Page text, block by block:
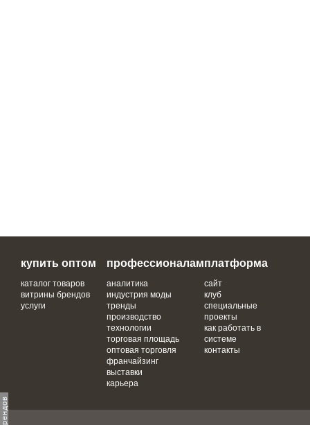
купить оптом
каталог товаров
витрины брендов
услуги
профессионалам
аналитика
индустрия моды
тренды
производство
технологии
торговая площадь
оптовая торговля
франчайзинг
выставки
карьера
платформа
сайт
клуб
специальные
проекты
как работать в
системе
контакты